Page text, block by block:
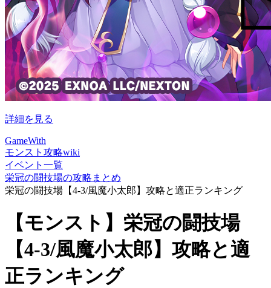
詳細を見る
GameWith
モンスト攻略wiki
イベント一覧
栄冠の闘技場の攻略まとめ
栄冠の闘技場【4-3/風魔小太郎】攻略と適正ランキング
【モンスト】栄冠の闘技場
【4-3/風魔小太郎】攻略と適
正ランキング